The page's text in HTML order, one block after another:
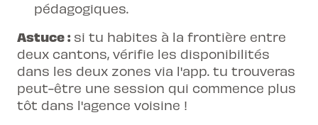
pédagogiques.
Astuce : si tu habites à la frontière entre
deux cantons, vérifie les disponibilités
dans les deux zones via l'app. tu trouveras
peut-être une session qui commence plus
tôt dans l'agence voisine !